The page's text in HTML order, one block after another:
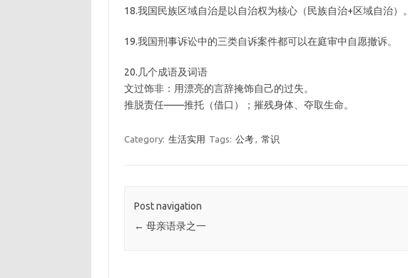
18.我国民族区域自治是以自治权为核心（民族自治+区域自治）。
19.我国刑事诉讼中的三类自诉案件都可以在庭审中自愿撤诉。
20.几个成语及词语
文过饰非：用漂亮的言辞掩饰自己的过失。
推脱责任——推托（借口）；摧残身体、夺取生命。
Category: 生活实用 Tags: 公考, 常识
Post navigation
← 母亲语录之一